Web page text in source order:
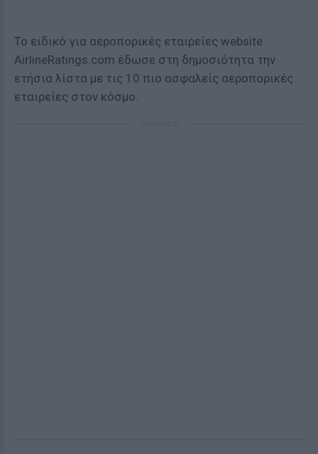
Το ειδικό για αεροπορικές εταιρείες website
AirlineRatings.com έδωσε στη δημοσιότητα την
ετήσια λίστα με τις 10 πιο ασφαλείς αεροπορικές
εταιρείες στον κόσμο.